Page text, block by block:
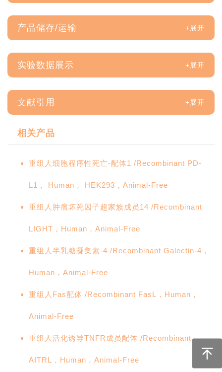
产品储存/运输
实验数据展示
文献引用
相关产品
重组人细胞程序性死亡-配体1 /Recombinant PD-
L1， Human， HEK293，Animal-Free
重组人肿瘤坏死因子超家族成员14 /Recombinant
LIGHT，Human，Animal-Free
重组人半乳糖凝集素-4 /Recombinant Galectin-4，
Human，Animal-Free
重组人Fas配体 /Recombinant FasL，Human，
Animal-Free
重组人活化诱导TNFR成员配体 /Recombinant
AITRL，Human，Animal-Free